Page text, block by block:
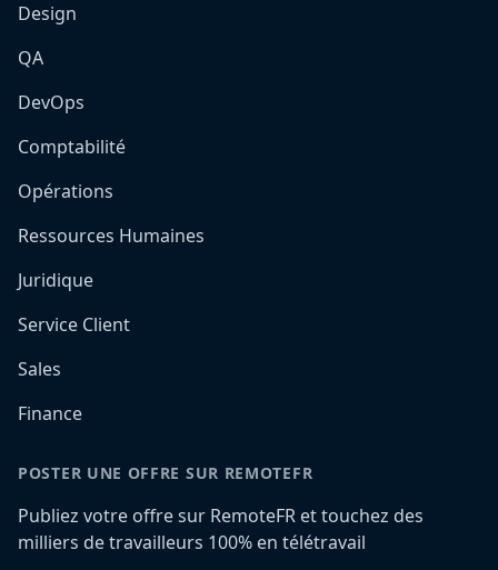
Design
QA
DevOps
Comptabilité
Opérations
Ressources Humaines
Juridique
Service Client
Sales
Finance
POSTER UNE OFFRE SUR REMOTEFR
Publiez votre offre sur RemoteFR et touchez des
milliers de travailleurs 100% en télétravail